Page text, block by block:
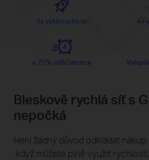
3x vyšší rychlost 4×
o 75% nižší latence
Bleskově rychlá síť s
nepočká
Není žádný důvod odkládat
když můžete plně využít